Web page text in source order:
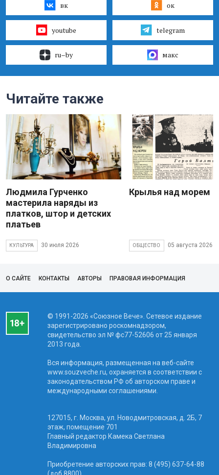
вк ок
youtube telegram
ru–by макс
Читайте также
Людмила Гурченко
мастерила наряды из
платков, штор и детских
платьев
КУЛЬТУРА 30 июля 2026
Крылья над морем
ОБЩЕСТВО 05 августа 2026
О САЙТЕ КОНТАКТЫ АВТОРЫ ПРАВОВАЯ ИНФОРМАЦИЯ
© 1991-2026 «Союзное Вече». Сетевое издание
зарегистрировано роскомнадзором,
свидетельство эл № фc77-52606 от 25 января
2013 года.
Вся информация, размещенная на веб-сайте
www.souzveche.ru, охраняется в соответствии с
законодательством РФ об авторском праве и
международными соглашениями.
127015, г. Москва, ул. Новодмитровская, д. 2Б, 7
этаж, помещение 701
Главный редактор Камека Светлана
Владимировна
Приобретение авторских прав: 8 (495) 637-64-88
(доб.8800)